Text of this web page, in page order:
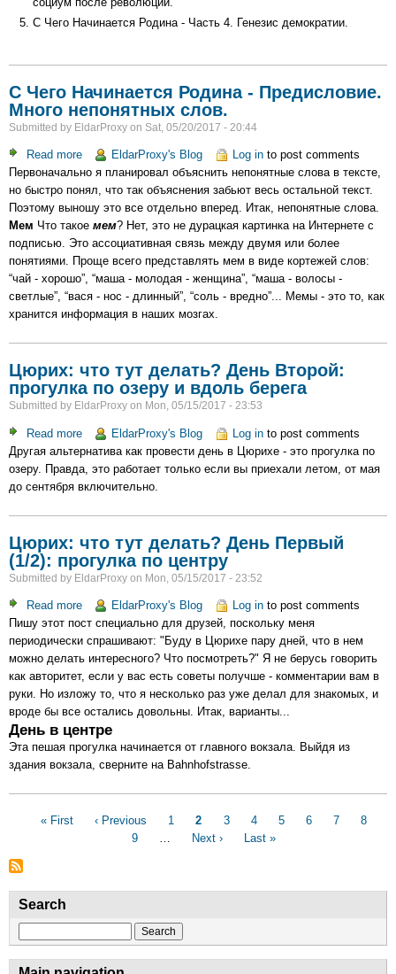
С Чего Начинается Родина - Часть 4. Генезис демократии.
С Чего Начинается Родина - Предисловие.
Много непонятных слов.
Submitted by EldarProxy on Sat, 05/20/2017 - 20:44
Read more about
С
Чего
Начинается
Родина
-
Предисловие.
Много
непонятных
слов.
EldarProxy's Blog Log into post comments
Первоначально я планировал объяснить непонятные слова в тексте,
но быстро понял, что так объяснения забьют весь остальной текст.
Поэтому выношу это все отдельно вперед. Итак, непонятные слова.
Мем Что такое мем? Нет, это не дурацкая картинка на Интернете с
подписью. Это ассоциативная связь между двумя или более
понятиями. Проще всего представлять мем в виде кортежей слов:
“чай - хорошо”, “маша - молодая - женщина”, “маша - волосы -
светлые”, “вася - нос - длинный”, “соль - вредно”... Мемы - это то, как
хранится информация в наших мозгах.
Цюрих: что тут делать? День Второй:
прогулка по озеру и вдоль берега
Submitted by EldarProxy on Mon, 05/15/2017 - 23:53
Read more about
Цюрих:
что
тут
Второй:
прогулка
по
вдоль
берега
EldarProxy's Blog Log into post comments
Другая альтернатива как провести день в Цюрихе - это прогулка по
озеру. Правда, это работает только если вы приехали летом, от мая
до сентября включительно.
Цюрих: что тут делать? День Первый
(1/2): прогулка по центру
Submitted by EldarProxy on Mon, 05/15/2017 - 23:52
Read more about
Цюрих:
что
тут
делать?
День
Первый
(1/2):
прогулка
по
EldarProxy's Blog Log into post comments
Пишу этот пост специально для друзей, поскольку меня
периодически спрашивают: "Буду в Цюрихе пару дней, что в нем
можно делать интересного? Что посмотреть?" Я не берусь говорить
как авторитет, если у вас есть советы получше - комментарии вам в
руки. Но изложу то, что я несколько раз уже делал для знакомых, и
вроде бы все остались довольны. Итак, варианты...
День в центре
Эта пешая прогулка начинается от главного вокзала. Выйдя из
здания вокзала, сверните на Bahnhofstrasse.
Pagination
First
« First
Previous
‹ Previous Page
1
Current
page
2 Page
3 Page
4 Page
5 Page
6 Page
7 Page
8
9
Next
Next ›
Last
Last »
Search